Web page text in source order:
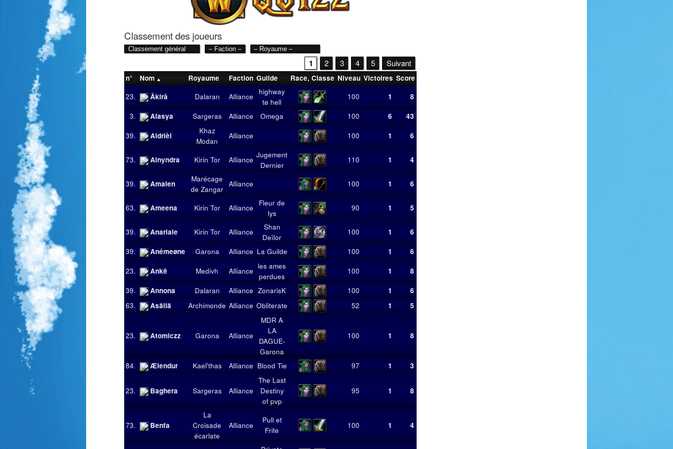
Classement des joueurs
1 2 3 4 5 Suivant
n° Nom Royaume Faction Guilde Race, Classe Niveau Victoires Score
23.
Äkirà Dalaran Alliance
highway
tø hell
100 1 8
3. Alasya Sargeras Alliance Omega 100 6 43
39. Aldrièl
Khaz
Modan
Alliance 100 1 6
73. Alnyndra Kirin Tor Alliance
Jugement
Dernier
110 1 4
39. Amalen
Marécage
de Zangar
Alliance 100 1 6
63. Ameena Kirin Tor Alliance
Fleur de
lys
90 1 5
39. Anariale Kirin Tor Alliance
Shan
Deïlor
100 1 6
39. Anémeøne Garona Alliance La Guilde 100 1 6
23. Ankë Medivh Alliance
les ames
perdues
100 1 8
39. Annona Dalaran Alliance ZonarisK 100 1 6
63.
Asäliä Archimonde Alliance Obliterate 52 1 5
23. Atomiczz Garona Alliance
MDR A
LA
DAGUE-
Garona
100 1 8
84. Ælendur Kael'thas Alliance Blood Tie 97 1 3
23. Baghera Sargeras Alliance
The Last
Destiny
of pvp
95 1 8
73. Benfa
La
Croisade
écarlate
Alliance
Pull et
Frite
100 1 4